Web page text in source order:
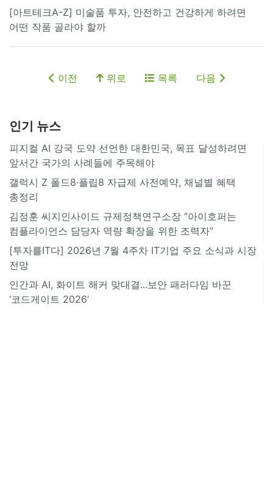
[아트테크A-Z] 미술품 투자, 안전하고 건강하게 하려면
어떤 작품 골라야 할까
이전 위로 목록 다음
인기 뉴스
피지컬 AI 강국 도약 선언한 대한민국, 목표 달성하려면
앞서간 국가의 사례들에 주목해야
갤럭시 Z 폴드8·플립8 자급제 사전예약, 채널별 혜택
총정리
김정훈 씨지인사이드 규제정책연구소장 “아이호퍼는
컴플라이언스 담당자 역량 확장을 위한 조력자”
[투자를IT다] 2026년 7월 4주차 IT기업 주요 소식과 시장
전망
인간과 AI, 화이트 해커 맞대결...보안 패러다임 바꾼
‘코드게이트 2026’